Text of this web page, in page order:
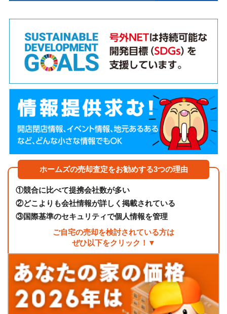
ホームズの売却査定をお勧めする3つの理由
①競合に比べて提携会社数が多い
②どこよりも会社情報が詳しく掲載されている
③国際基準のセキュリティで個人情報を管理
ご自宅の売却を検討されている方は
ぜひ以下をクリック！▼